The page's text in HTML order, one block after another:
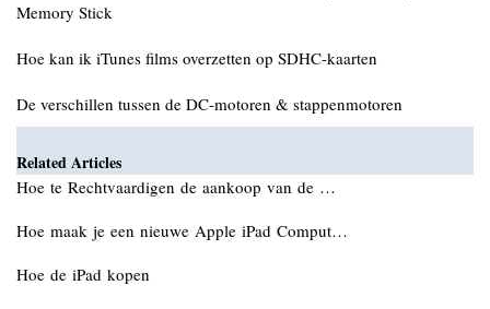
Memory Stick
Hoe kan ik iTunes films overzetten op SDHC-kaarten
De verschillen tussen de DC-motoren & stappenmotoren
Related Articles
Hoe te Rechtvaardigen de aankoop van de …
Hoe maak je een nieuwe Apple iPad Comput…
Hoe de iPad kopen